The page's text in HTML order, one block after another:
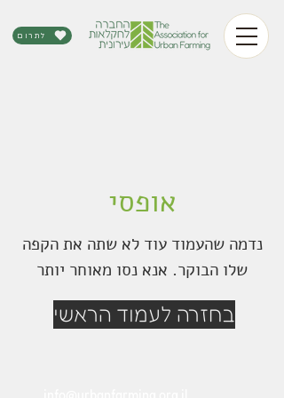
לתרום
אופסי
נדמה שהעמוד עוד לא שתה את הקפה
שלו הבוקר. אנא נסו מאוחר יותר
בחזרה לעמוד הראשי